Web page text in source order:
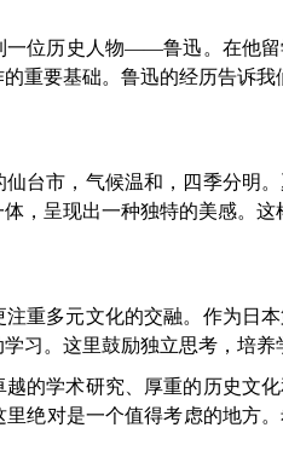
一位历史人物——鲁迅。在他
重要基础。鲁迅的经历告诉
台市，气候温和，四季分明
，呈现出一种独特的美感。
重多元文化的交融。作为日
习。这里鼓励独立思考，培
的学术研究、厚重的历史文
绝对是一个值得考虑的地方